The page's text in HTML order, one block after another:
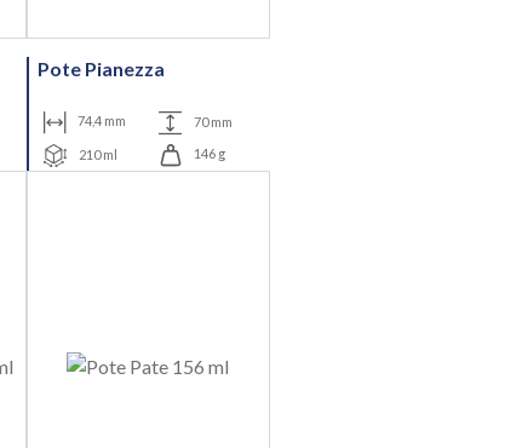
Pote Pianezza
74,4 mm 70 mm
210 ml 146 g